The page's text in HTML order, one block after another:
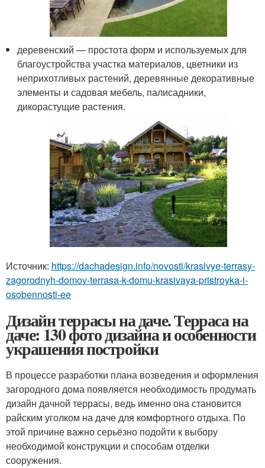
деревенский — простота форм и используемых для
благоустройства участка материалов, цветники из
неприхотливых растений, деревянные декоративные
элементы и садовая мебель, палисадники,
дикорастущие растения.
Источник: https://dachadesign.info/novosti/krasivye-terrasy-
zagorodnyh-domov-terrasa-k-domu-krasivaya-pristroyka-i-
osobennosti-ee
Дизайн террасы на даче. Терраса на
даче: 130 фото дизайна и особенности
украшения постройки
В процессе разработки плана возведения и оформления
загородного дома появляется необходимость продумать
дизайн дачной террасы, ведь именно она становится
райским уголком на даче для комфортного отдыха. По
этой причине важно серьёзно подойти к выбору
необходимой конструкции и способам отделки
сооружения.